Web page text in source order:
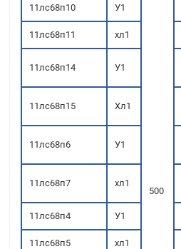
500
11лс68п10 У1
11лс68п11 хл1
11лс68п14 У1
11лс68п15 Хл1
11лс68п6 У1
11лс68п7 хл1
11лс68п4 У1
11лс68п5 хл1